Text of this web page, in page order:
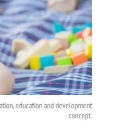
education and development
concept.